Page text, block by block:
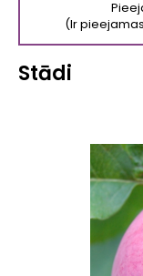
Stādi
(Ir